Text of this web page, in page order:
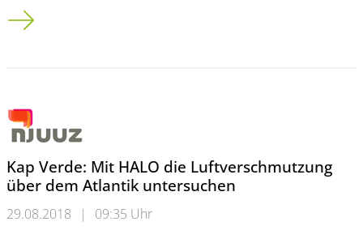
Wuppertaler wird durch das Programm des NRW-
Kap Verde: Mit HALO die Luftverschmutzung
über dem Atlantik untersuchen
29.08.2018 | 09:35 Uhr